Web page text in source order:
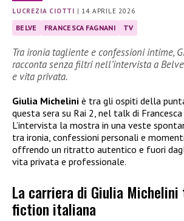
LUCREZIA CIOTTI | 14 APRILE 2026
BELVE FRANCESCA FAGNANI TV
Tra ironia tagliente e confessioni intime,
racconta senza filtri nell’intervista a
e vita privata.
Giulia Michelini è tra gli ospiti della
questa sera su Rai 2, nel talk di Francesca
L’intervista la mostra in una veste
tra ironia, confessioni personali e
offrendo un ritratto autentico e fuori
vita privata e professionale.
La carriera di Giulia
fiction italiana